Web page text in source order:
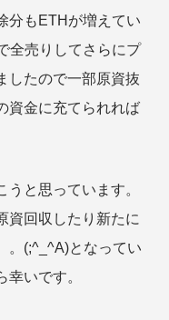
分もETHが増えてい
全売りしてさらにプ
したので一部原資抜
資金に充てられれば
と思っています。
資回収したり新たに
。(;^_^A)となってい
いです。